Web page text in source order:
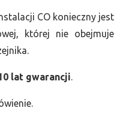
CO konieczny jest
której nie obejmuje
lat gwarancji.